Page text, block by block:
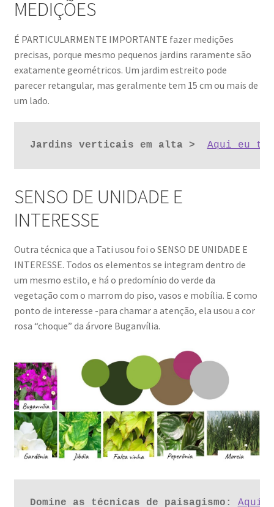
MEDIÇÕES
É PARTICULARMENTE IMPORTANTE fazer medições
precisas, porque mesmo pequenos jardins raramente são
exatamente geométricos. Um jardim estreito pode
parecer retangular, mas geralmente tem 15 cm ou mais de
um lado.
Jardins verticais em alta > Aqui eu te
SENSO DE UNIDADE E
INTERESSE
Outra técnica que a Tati usou foi o SENSO DE UNIDADE E
INTERESSE. Todos os elementos se integram dentro de
um mesmo estilo, e há o predomínio do verde da
vegetação com o marrom do piso, vasos e mobília. E como
ponto de interesse -para chamar a atenção, ela usou a cor
rosa “choque” da árvore Buganvília.
Domine as técnicas de paisagismo: Aqui